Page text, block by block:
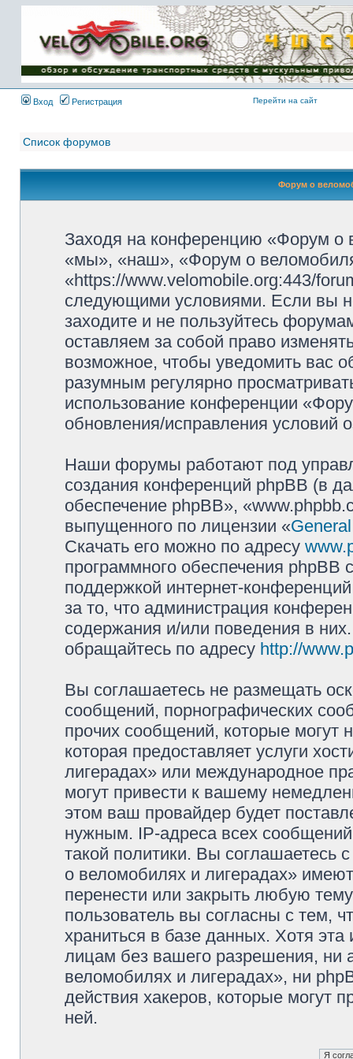
Имя пользователя:
Пароль:
{ LOG_ME_IN_SHORT
}
Вход
Регистрация Перейти на сайт
Список форумов
Форум о
Заходя на конференцию «Форум о
«мы», «наш», «Форум о
«https://www.velomobile.org:443/
следующими условиями. Если вы
заходите и не пользуйтесь
оставляем за собой право
возможное, чтобы уведомить вас
разумным регулярно
использование конференции
обновления/исправления условий
Наши форумы работают под
создания конференций phpBB (в
обеспечение phpBB»,
выпущенного по лицензии «
Скачать его можно по адресу
программного обеспечения phpBB
поддержкой интернет-
за то, что администрация
содержания и/или поведения в
обращайтесь по адресу http://
Вы соглашаетесь не размещать
сообщений, порнографических
прочих сообщений, которые могут
которая предоставляет услуги
лигерадах» или международное
могут привести к вашему
этом ваш провайдер будет
нужным. IP-адреса всех
такой политики. Вы
о веломобилях и лигерадах»
перенести или закрыть любую
пользователь вы согласны с тем,
храниться в базе данных. Хотя
лицам без вашего разрешения, ни
веломобилях и лигерадах», ни
действия хакеров, которые могут
ней.